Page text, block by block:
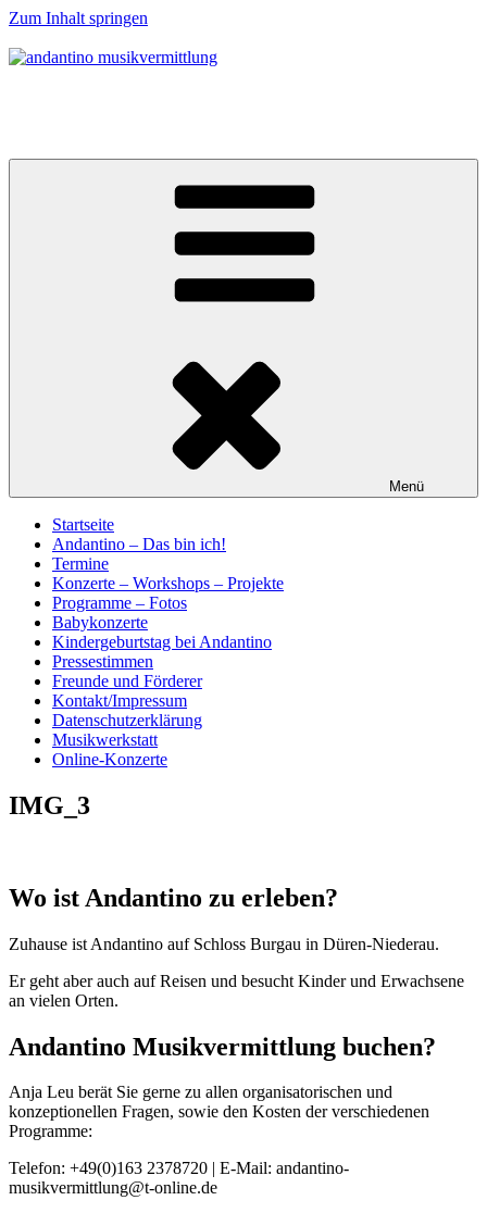
Zum Inhalt springen
Menü
Startseite
Andantino – Das bin ich!
Termine
Konzerte – Workshops – Projekte
Programme – Fotos
Babykonzerte
Kindergeburtstag bei Andantino
Pressestimmen
Freunde und Förderer
Kontakt/Impressum
Datenschutzerklärung
Musikwerkstatt
Online-Konzerte
IMG_3
Wo ist Andantino zu erleben?
Zuhause ist Andantino auf Schloss Burgau in Düren-Niederau.
Er geht aber auch auf Reisen und besucht Kinder und Erwachsene
an vielen Orten.
Andantino Musikvermittlung buchen?
Anja Leu berät Sie gerne zu allen organisatorischen und
konzeptionellen Fragen, sowie den Kosten der verschiedenen
Programme:
Telefon: +49(0)163 2378720 | E-Mail: andantino-
musikvermittlung@t-online.de